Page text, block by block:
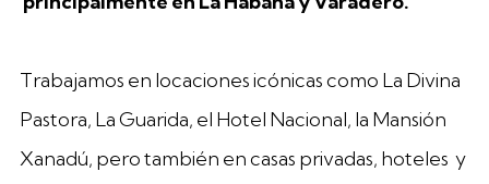
Trabajamos en locaciones icónicas como La Divina
Pastora, La Guarida, el Hotel Nacional, la Mansión
Xanadú, pero también en casas privadas, hoteles y